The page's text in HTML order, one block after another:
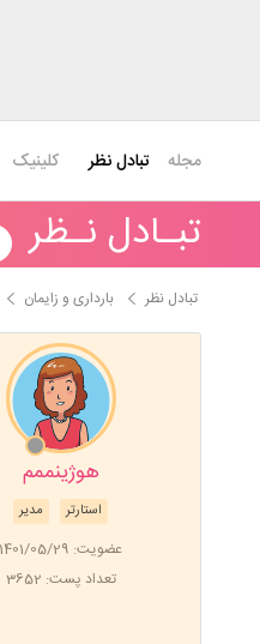
مجله تبادل نظر کلینیک
تبـادل نـظر
تبادل نظر بارداری و زایمان
هوژینممم
مدیر استارتر
عضویت: 1401/05/29
تعداد پست: 3652